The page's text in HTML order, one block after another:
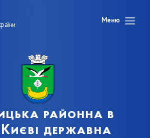
Меню
районна в
Києві державна